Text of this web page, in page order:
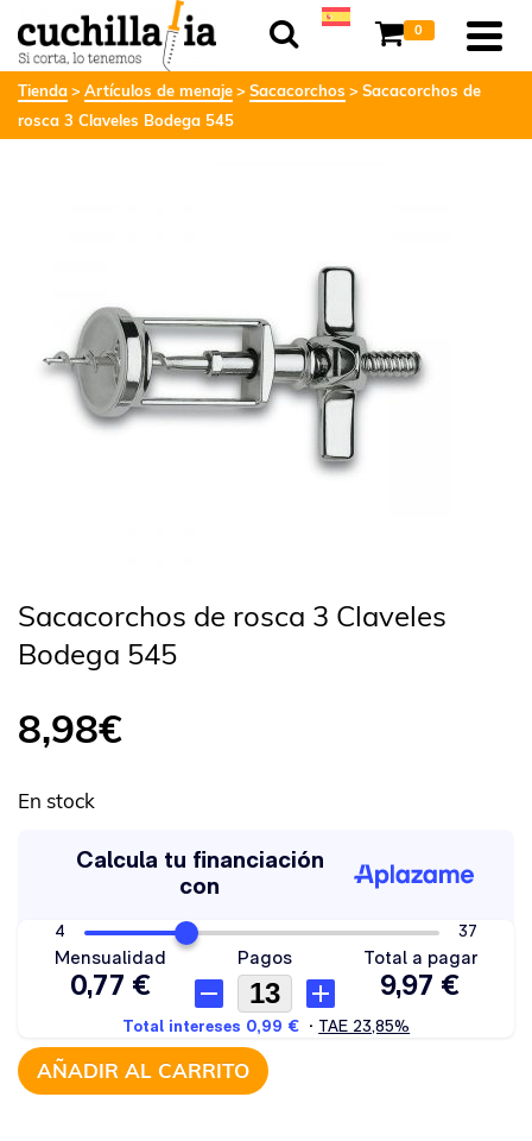
0
Tienda Artículos de menaje Sacacorchos
Sacacorchos de
rosca 3 Claveles Bodega 545
Sacacorchos de rosca 3 Claveles
Bodega 545
8,98€
En stock
AÑADIR AL CARRITO